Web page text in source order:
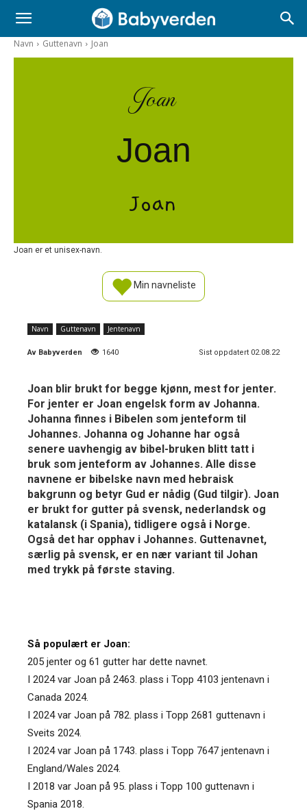
Navn Guttenavn Joan
Joan
Joan
Joan
Joan er et unisex-navn.
Min navneliste
Navn Guttenavn Jentenavn
Av Babyverden 1640 Sist oppdatert 02.08.22
Joan blir brukt for begge kjønn, mest for jenter.
For jenter er Joan engelsk form av Johanna.
Johanna finnes i Bibelen som jenteform til
Johannes. Johanna og Johanne har også
senere uavhengig av bibel-bruken blitt tatt i
bruk som jenteform av Johannes. Alle disse
navnene er bibelske navn med hebraisk
bakgrunn og betyr Gud er nådig (Gud tilgir). Joan
er brukt for gutter på svensk, nederlandsk og
katalansk (i Spania), tidligere også i Norge.
Også det har opphav i Johannes. Guttenavnet,
særlig på svensk, er en nær variant til Johan
med trykk på første staving.
Så populært er Joan:
205 jenter og 61 gutter har dette navnet.
I 2024 var Joan på 2463. plass i Topp 4103 jentenavn i
Canada 2024.
I 2024 var Joan på 782. plass i Topp 2681 guttenavn i
Sveits 2024.
I 2024 var Joan på 1743. plass i Topp 7647 jentenavn i
England/Wales 2024.
I 2018 var Joan på 95. plass i Topp 100 guttenavn i
Spania 2018.